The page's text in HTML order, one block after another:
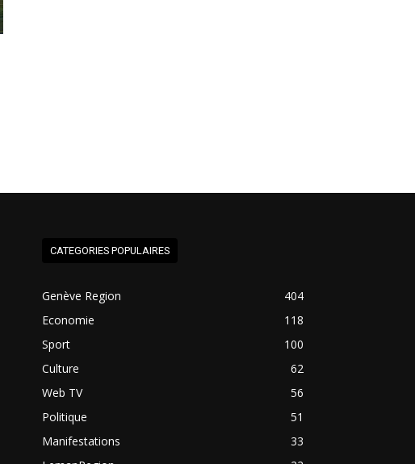
CATEGORIES POPULAIRES
Genève Region
404
Economie
118
Sport
100
Culture
62
Web TV
56
Politique
51
Manifestations
33